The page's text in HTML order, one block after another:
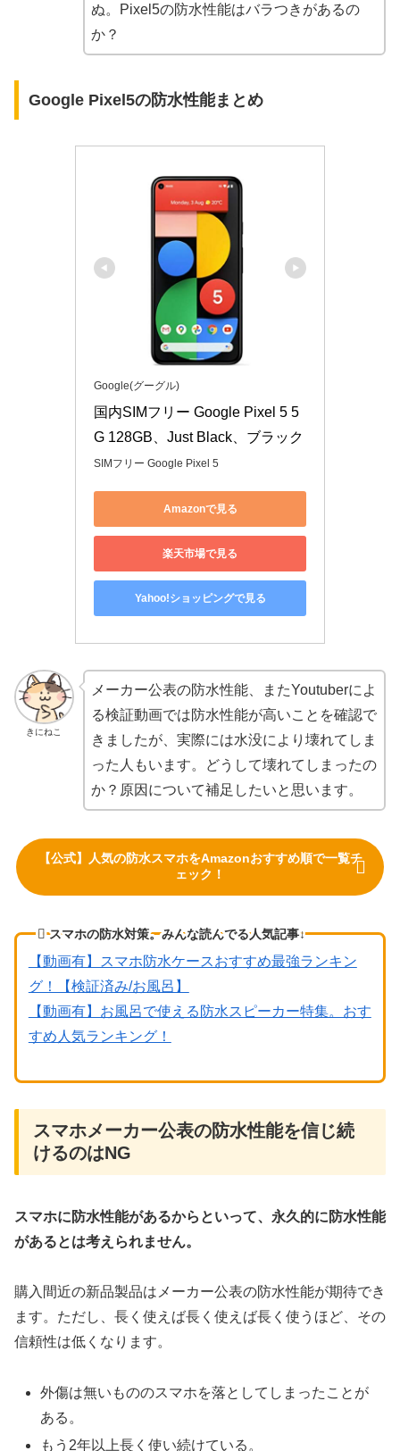
ぬ。Pixel5の防水性能はバラつきがあるの
か？
Google Pixel5の防水性能まとめ
Google(グーグル)
国内SIMフリー Google Pixel 5 5
G 128GB、Just Black、ブラック
SIMフリー Google Pixel 5
Amazonで見る
楽天市場で見る
Yahoo!ショッピングで見る
きにねこ
メーカー公表の防水性能、またYoutuberによ
る検証動画では防水性能が高いことを確認で
きましたが、実際には水没により壊れてしま
った人もいます。どうして壊れてしまったの
か？原因について補足したいと思います。
【公式】人気の防水スマホをAmazonおすすめ順で一覧チ
ェック！
スマホの防水対策。みんな読んでる人気記事↓
【動画有】スマホ防水ケースおすすめ最強ランキン
グ！【検証済み/お風呂】
【動画有】お風呂で使える防水スピーカー特集。おす
すめ人気ランキング！
スマホメーカー公表の防水性能を信じ続
けるのはNG
スマホに防水性能があるからといって、永久的に防水性能
があるとは考えられません。
購入間近の新品製品はメーカー公表の防水性能が期待でき
ます。ただし、長く使えば長く使えば長く使うほど、その
信頼性は低くなります。
外傷は無いもののスマホを落としてしまったことが
ある。
もう2年以上長く使い続けている。